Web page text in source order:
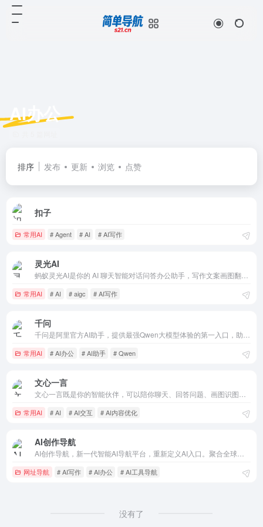
AI办公
排序 发布 更新 浏览 点赞
扣子
常用AI # Agent # AI # AI写作
灵光AI
常用AI # AI # aigc # AI写作
千问
常用AI # AI办公 # AI助手 # Qwen
文心一言
常用AI # AI # AI交互 # AI内容优化
AI创作导航
网址导航 # AI写作 # AI办公 # AI工具导航
没有了